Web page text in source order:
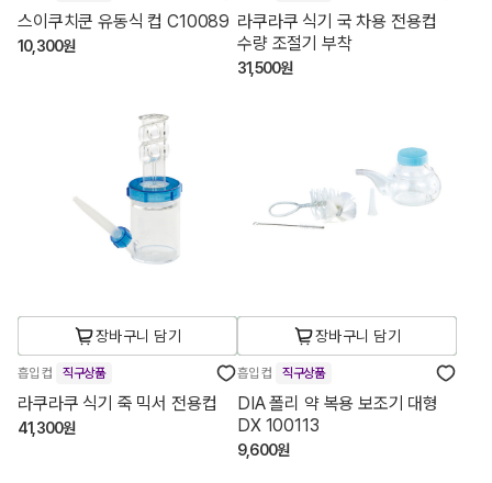
스이쿠치쿤 유동식 컵 C10089
10,300원
라쿠라쿠 식기 국 차용 전용컵
수량 조절기 부착
31,500원
장바구니 담기
흡입 컵 직구상품
라쿠라쿠 식기 죽 믹서 전용컵
41,300원
장바구니 담기
흡입 컵 직구상품
DIA 폴리 약 복용 보조기 대형
DX 100113
9,600원